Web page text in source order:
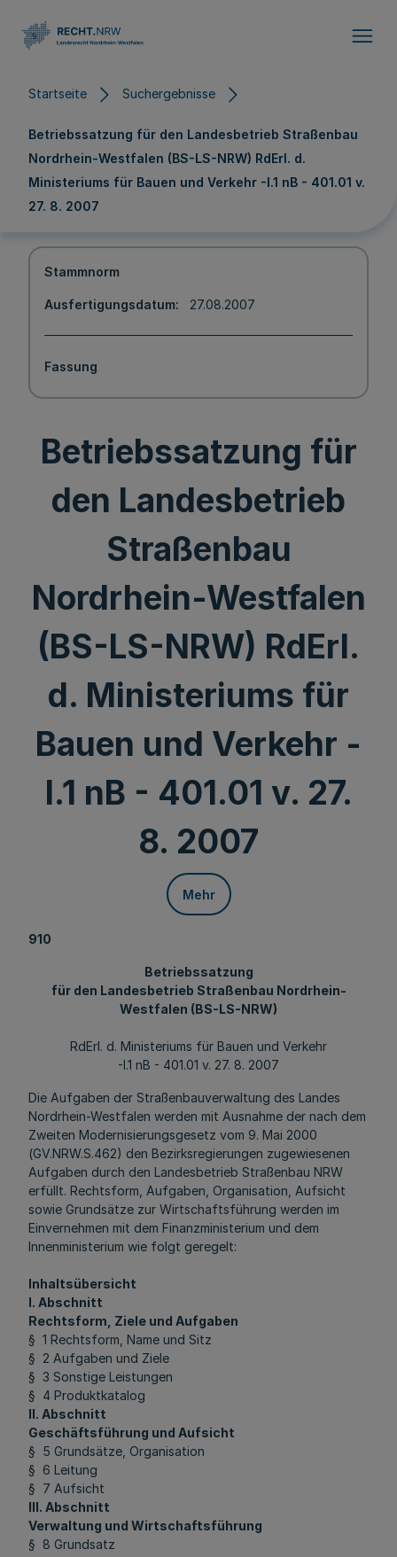
Startseite Suchergebnisse
Betriebssatzung für den Landesbetrieb Straßenbau
Nordrhein-Westfalen (BS-LS-NRW) RdErl. d.
Ministeriums für Bauen und Verkehr -I.1 nB - 401.01 v.
27. 8. 2007
Stammnorm
Ausfertigungsdatum 27.08.2007
Fassung
Betriebssatzung für
den Landesbetrieb
Straßenbau
Nordrhein-Westfalen
(BS-LS-NRW) RdErl.
d. Ministeriums für
Bauen und Verkehr -
I.1 nB - 401.01 v. 27.
8. 2007
Mehr
910
Betriebssatzung
für den Landesbetrieb Straßenbau Nordrhein-
Westfalen (BS-LS-NRW)
RdErl. d. Ministeriums für Bauen und Verkehr
-I.1 nB - 401.01 v. 27. 8. 2007
Die Aufgaben der Straßenbauverwaltung des Landes
Nordrhein-Westfalen werden mit Ausnahme der nach dem
Zweiten Modernisierungsgesetz vom 9. Mai 2000
(GV.NRW.S.462) den Bezirksregierungen zugewiesenen
Aufgaben durch den Landesbetrieb Straßenbau NRW
erfüllt. Rechtsform, Aufgaben, Organisation, Aufsicht
sowie Grundsätze zur Wirtschaftsführung werden im
Einvernehmen mit dem Finanzministerium und dem
Innenministerium wie folgt geregelt:
Inhaltsübersicht
I. Abschnitt
Rechtsform, Ziele und Aufgaben
§ 1 Rechtsform, Name und Sitz
§ 2 Aufgaben und Ziele
§ 3 Sonstige Leistungen
§ 4 Produktkatalog
II. Abschnitt
Geschäftsführung und Aufsicht
§ 5 Grundsätze, Organisation
§ 6 Leitung
§ 7 Aufsicht
III. Abschnitt
Verwaltung und Wirtschaftsführung
§ 8 Grundsatz